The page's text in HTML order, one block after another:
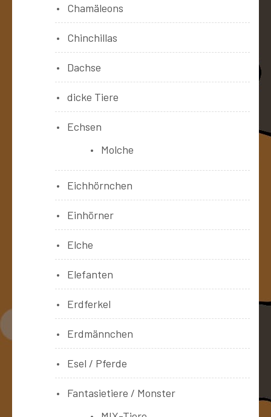
Chamäleons
Chinchillas
Dachse
dicke Tiere
Echsen
Molche
Eichhörnchen
Einhörner
Elche
Elefanten
Erdferkel
Erdmännchen
Esel / Pferde
Fantasietiere / Monster